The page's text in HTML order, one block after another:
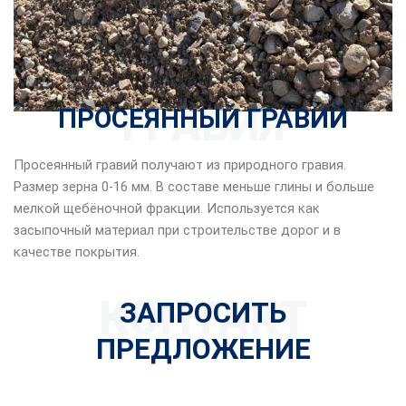
ГРАВИЯ
ПРОСЕЯННЫЙ ГРАВИЙ
Просеянный гравий получают из природного гравия.
Размер зерна 0-16 мм. В составе меньше глины и больше
мелкой щебёночной фракции. Используется как
засыпочный материал при строительстве дорог и в
качестве покрытия.
КОНТАКТ
ЗАПРОСИТЬ
ПРЕДЛОЖЕНИЕ